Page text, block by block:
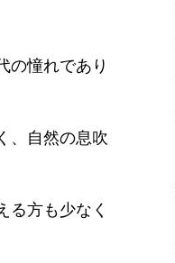
の憧れであり
、自然の息吹
る方も少なく